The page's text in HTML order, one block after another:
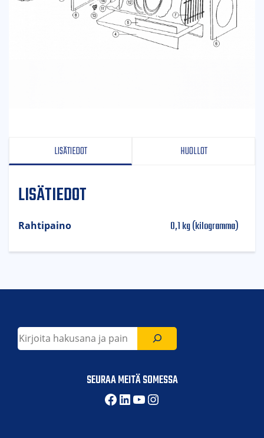
LISÄTIEDOT HUOLLOT
LISÄTIEDOT
Rahtipaino 0,1 kg (kilogramma)
Etsi
SEURAA MEITÄ SOMESSA
Facebook
LinkedIn
YouTube
Instagram